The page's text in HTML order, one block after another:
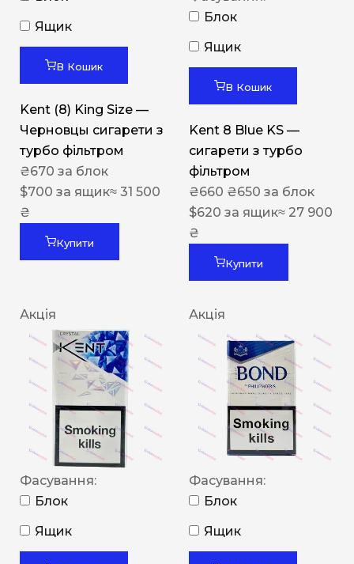
Ящик
В Кошик
Kent (8) King Size —
Черновцы сигарети з
турбо фільтром
₴670 за блок
$700 за ящик≈ 31 500
₴
Купити
Блок
Ящик
В Кошик
Kent 8 Blue KS —
сигарети з турбо
фільтром
₴660 ₴650 за блок
$620 за ящик≈ 27 900
₴
Купити
Акція
Фасування:
Блок
Ящик
Акція
Фасування:
Блок
Ящик